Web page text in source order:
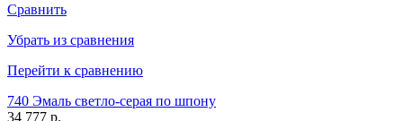
Сравнить
Убрать из сравнения
Перейти к сравнению
740 Эмаль светло-серая по шпону
34 777 р.